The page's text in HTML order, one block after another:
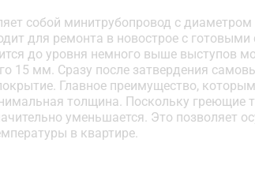
собой минитрубопровод с
для ремонта в новострое с
до уровня немного выше выступов
15 мм. Сразу после затвердения
Главное преимущество, которым
толщина. Поскольку греющие
уменьшается. Это позволяет
в квартире.